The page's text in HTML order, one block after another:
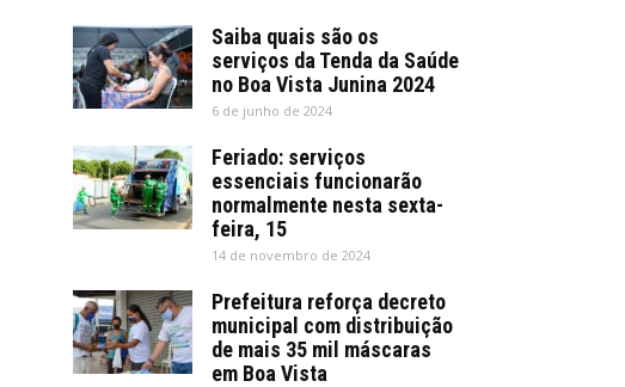
Saiba quais são os
serviços da Tenda da Saúde
no Boa Vista Junina 2024
6 de junho de 2024
Feriado: serviços
essenciais funcionarão
normalmente nesta sexta-
feira, 15
14 de novembro de 2024
Prefeitura reforça decreto
municipal com distribuição
de mais 35 mil máscaras
em Boa Vista